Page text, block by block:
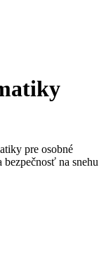
pre osobné
na snehu